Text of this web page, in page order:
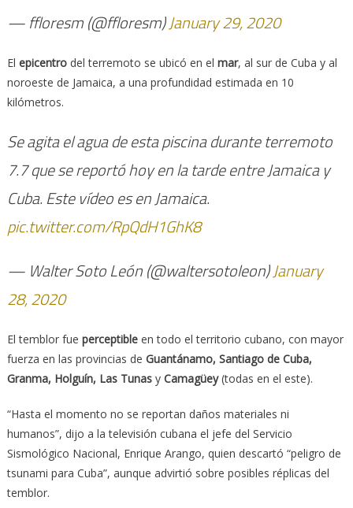
— ffloresm (@ffloresm)January 29, 2020
El epicentro del terremoto se ubicó en el mar, al sur de Cuba y al
noroeste de Jamaica, a una profundidad estimada en 10
kilómetros.
Se agita el agua de esta piscina durante terremoto
7.7 que se reportó hoy en la tarde entre Jamaica y
Cuba. Este vídeo es en Jamaica.
pic.twitter.com/RpQdH1GhK8
— Walter Soto León (@waltersotoleon)January
28, 2020
El temblor fue perceptible en todo el territorio cubano, con mayor
fuerza en las provincias de Guantánamo, Santiago de Cuba,
Granma, Holguín, Las Tunas y Camagüey(todas en el este).
“Hasta el momento no se reportan daños materiales ni
humanos”, dijo a la televisión cubana el jefe del Servicio
Sismológico Nacional, Enrique Arango, quien descartó “peligro de
tsunami para Cuba”, aunque advirtió sobre posibles réplicas del
temblor.